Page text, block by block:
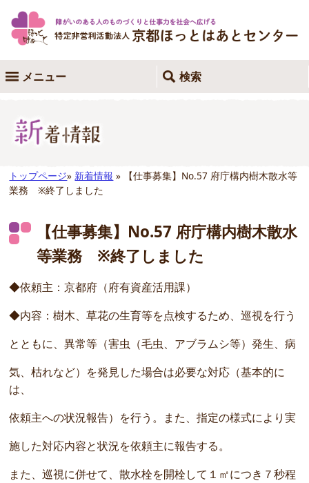
メニュー 検索
トップページ» 新着情報 » 【仕事募集】No.57 府庁構内樹木散水等
業務 ※終了しました
【仕事募集】No.57 府庁構内樹木散水
等業務 ※終了しました
◆依頼主：京都府（府有資産活用課）
◆内容：樹木、草花の生育等を点検するため、巡視を行う
とともに、異常等（害虫（毛虫、アブラムシ等）発生、病
気、枯れなど）を発見した場合は必要な対応（基本的に
は、
依頼主への状況報告）を行う。また、指定の様式により実
施した対応内容と状況を依頼主に報告する。
また、巡視に併せて、散水栓を開栓して１㎡につき７秒程